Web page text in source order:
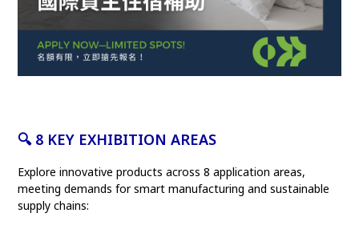
🔍 8 KEY EXHIBITION AREAS
Explore innovative products across 8 application areas,
meeting demands for smart manufacturing and sustainable
supply chains: